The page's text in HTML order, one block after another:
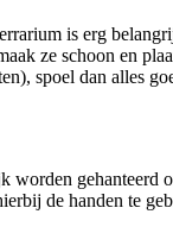
is erg
ze schoon en
spoel dan alles
worden gehanteerd
de handen te